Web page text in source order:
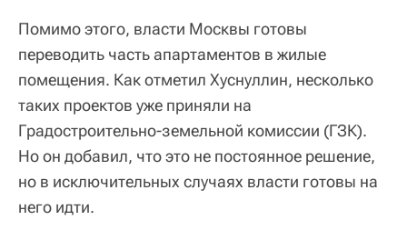
Помимо этого, власти Москвы готовы
переводить часть апартаментов в жилые
помещения. Как отметил Хуснуллин, несколько
таких проектов уже приняли на
Градостроительно-земельной комиссии (ГЗК).
Но он добавил, что это не постоянное решение,
но в исключительных случаях власти готовы на
него идти.